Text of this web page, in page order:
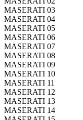
MASERATI 03
MASERATI 04
MASERATI 05
MASERATI 06
MASERATI 07
MASERATI 08
MASERATI 09
MASERATI 10
MASERATI 11
MASERATI 12
MASERATI 13
MASERATI 14